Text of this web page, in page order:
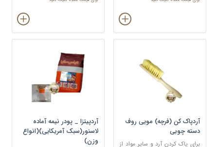
آردپاک کن (فرچه) مویی روف
دسته چوبی
برای پاک کردن آرد و سایر مواد از
آردپیتزا _ پودر نیمه آماده
لاسنور(سبک آمریکایی)(انواع
وزن)